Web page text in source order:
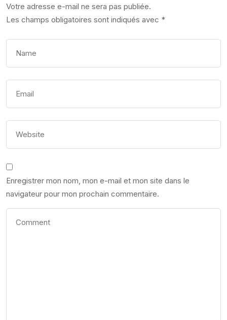
Votre adresse e-mail ne sera pas publiée.
Les champs obligatoires sont indiqués avec *
Enregistrer mon nom, mon e-mail et mon site dans le
navigateur pour mon prochain commentaire.